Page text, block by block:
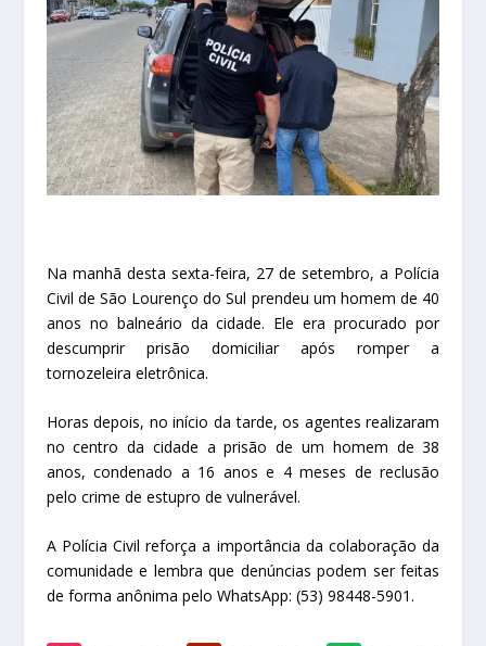
Na manhã desta sexta-feira, 27 de setembro, a Polícia
Civil de São Lourenço do Sul prendeu um homem de 40
anos no balneário da cidade. Ele era procurado por
descumprir prisão domiciliar após romper a
tornozeleira eletrônica.
Horas depois, no início da tarde, os agentes realizaram
no centro da cidade a prisão de um homem de 38
anos, condenado a 16 anos e 4 meses de reclusão
pelo crime de estupro de vulnerável.
A Polícia Civil reforça a importância da colaboração da
comunidade e lembra que denúncias podem ser feitas
de forma anônima pelo WhatsApp: (53) 98448-5901.